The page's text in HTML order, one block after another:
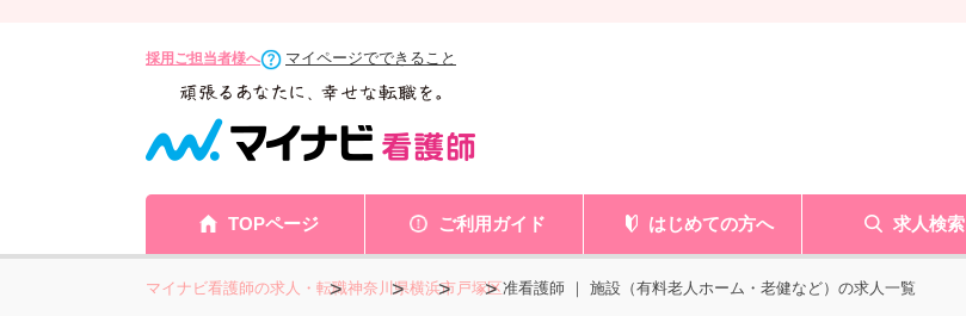
採用ご担当者様へ マイページでできること
TOPページ ご利用ガイド はじめての方へ 求人検索
マイナビ看護師の求人・転職神奈川県横浜市戸塚区准看護師 ｜ 施設（有料老人ホーム・老健など）の求人一覧